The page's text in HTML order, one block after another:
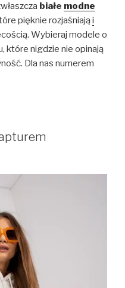
białe modne
pięknie rozjaśniająi
Wybieraj modele o
które nigdzie nie opinają
Dla nas numerem